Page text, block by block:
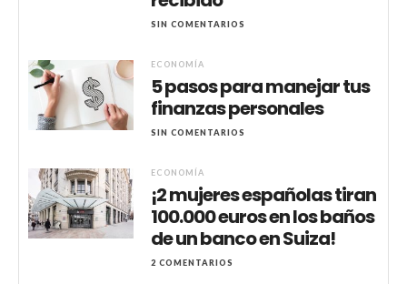
SIN COMENTARIOS
ECONOMÍA
5 pasos para manejar tus
finanzas personales
SIN COMENTARIOS
ECONOMÍA
¡2 mujeres españolas tiran
100.000 euros en los baños
de un banco en Suiza!
2 COMENTARIOS